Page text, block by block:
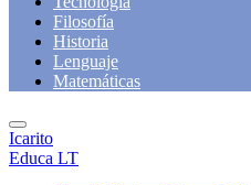
Filosofía
Historia
Lenguaje
Matemáticas
Icarito
Educa LT